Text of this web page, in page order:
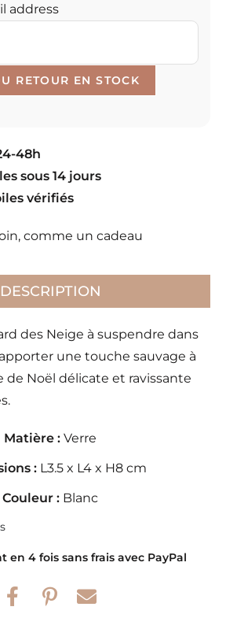
address
48h
sous 14 jours
vérifiés
comme un cadeau
DESCRIPTION
des Neige à suspendre dans
une touche sauvage à
de Noël délicate et ravissante
Matière : Verre
: L3.5 x L4 x H8 cm
Couleur : Blanc
en 4 fois sans frais avec PayPal